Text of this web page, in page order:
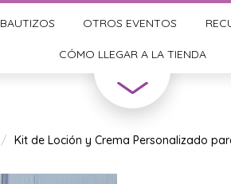
BAUTIZOS OTROS EVENTOS
CÓMO LLEGAR A LA TIENDA
Kit de Loción y Crema Personalizado